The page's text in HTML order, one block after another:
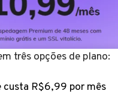
três opções de plano:
custa R$6,99 por mês